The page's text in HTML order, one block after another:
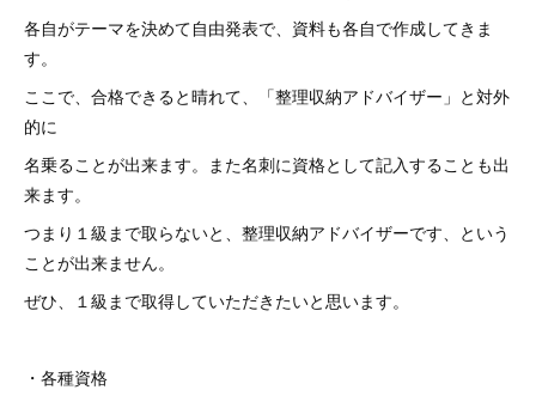
各自がテーマを決めて自由発表で、資料も各自で作成してきま
す。
ここで、合格できると晴れて、「整理収納アドバイザー」と対外
的に
名乗ることが出来ます。また名刺に資格として記入することも出
来ます。
つまり１級まで取らないと、整理収納アドバイザーです、という
ことが出来ません。
ぜひ、１級まで取得していただきたいと思います。
・各種資格